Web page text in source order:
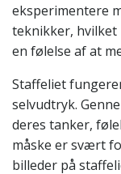
eksperimentere
teknikker, hvilket
en følelse af at
Staffeliet
selvudtryk.
deres tanker,
måske er svært
billeder på